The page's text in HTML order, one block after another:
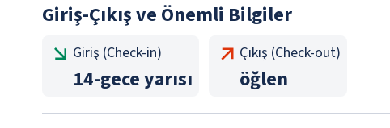
Giriş-Çıkış ve Önemli Bilgiler
Giriş (Check-in)
14-gece yarısı
Çıkış (Check-out)
öğlen